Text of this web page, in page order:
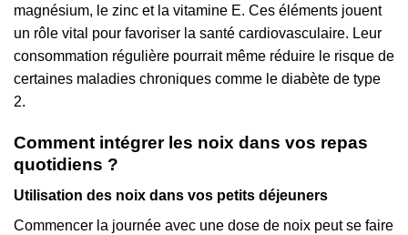
magnésium, le zinc et la vitamine E. Ces éléments jouent
un rôle vital pour favoriser la santé cardiovasculaire. Leur
consommation régulière pourrait même réduire le risque de
certaines maladies chroniques comme le diabète de type
2.
Comment intégrer les noix dans vos repas
quotidiens ?
Utilisation des noix dans vos petits déjeuners
Commencer la journée avec une dose de noix peut se faire